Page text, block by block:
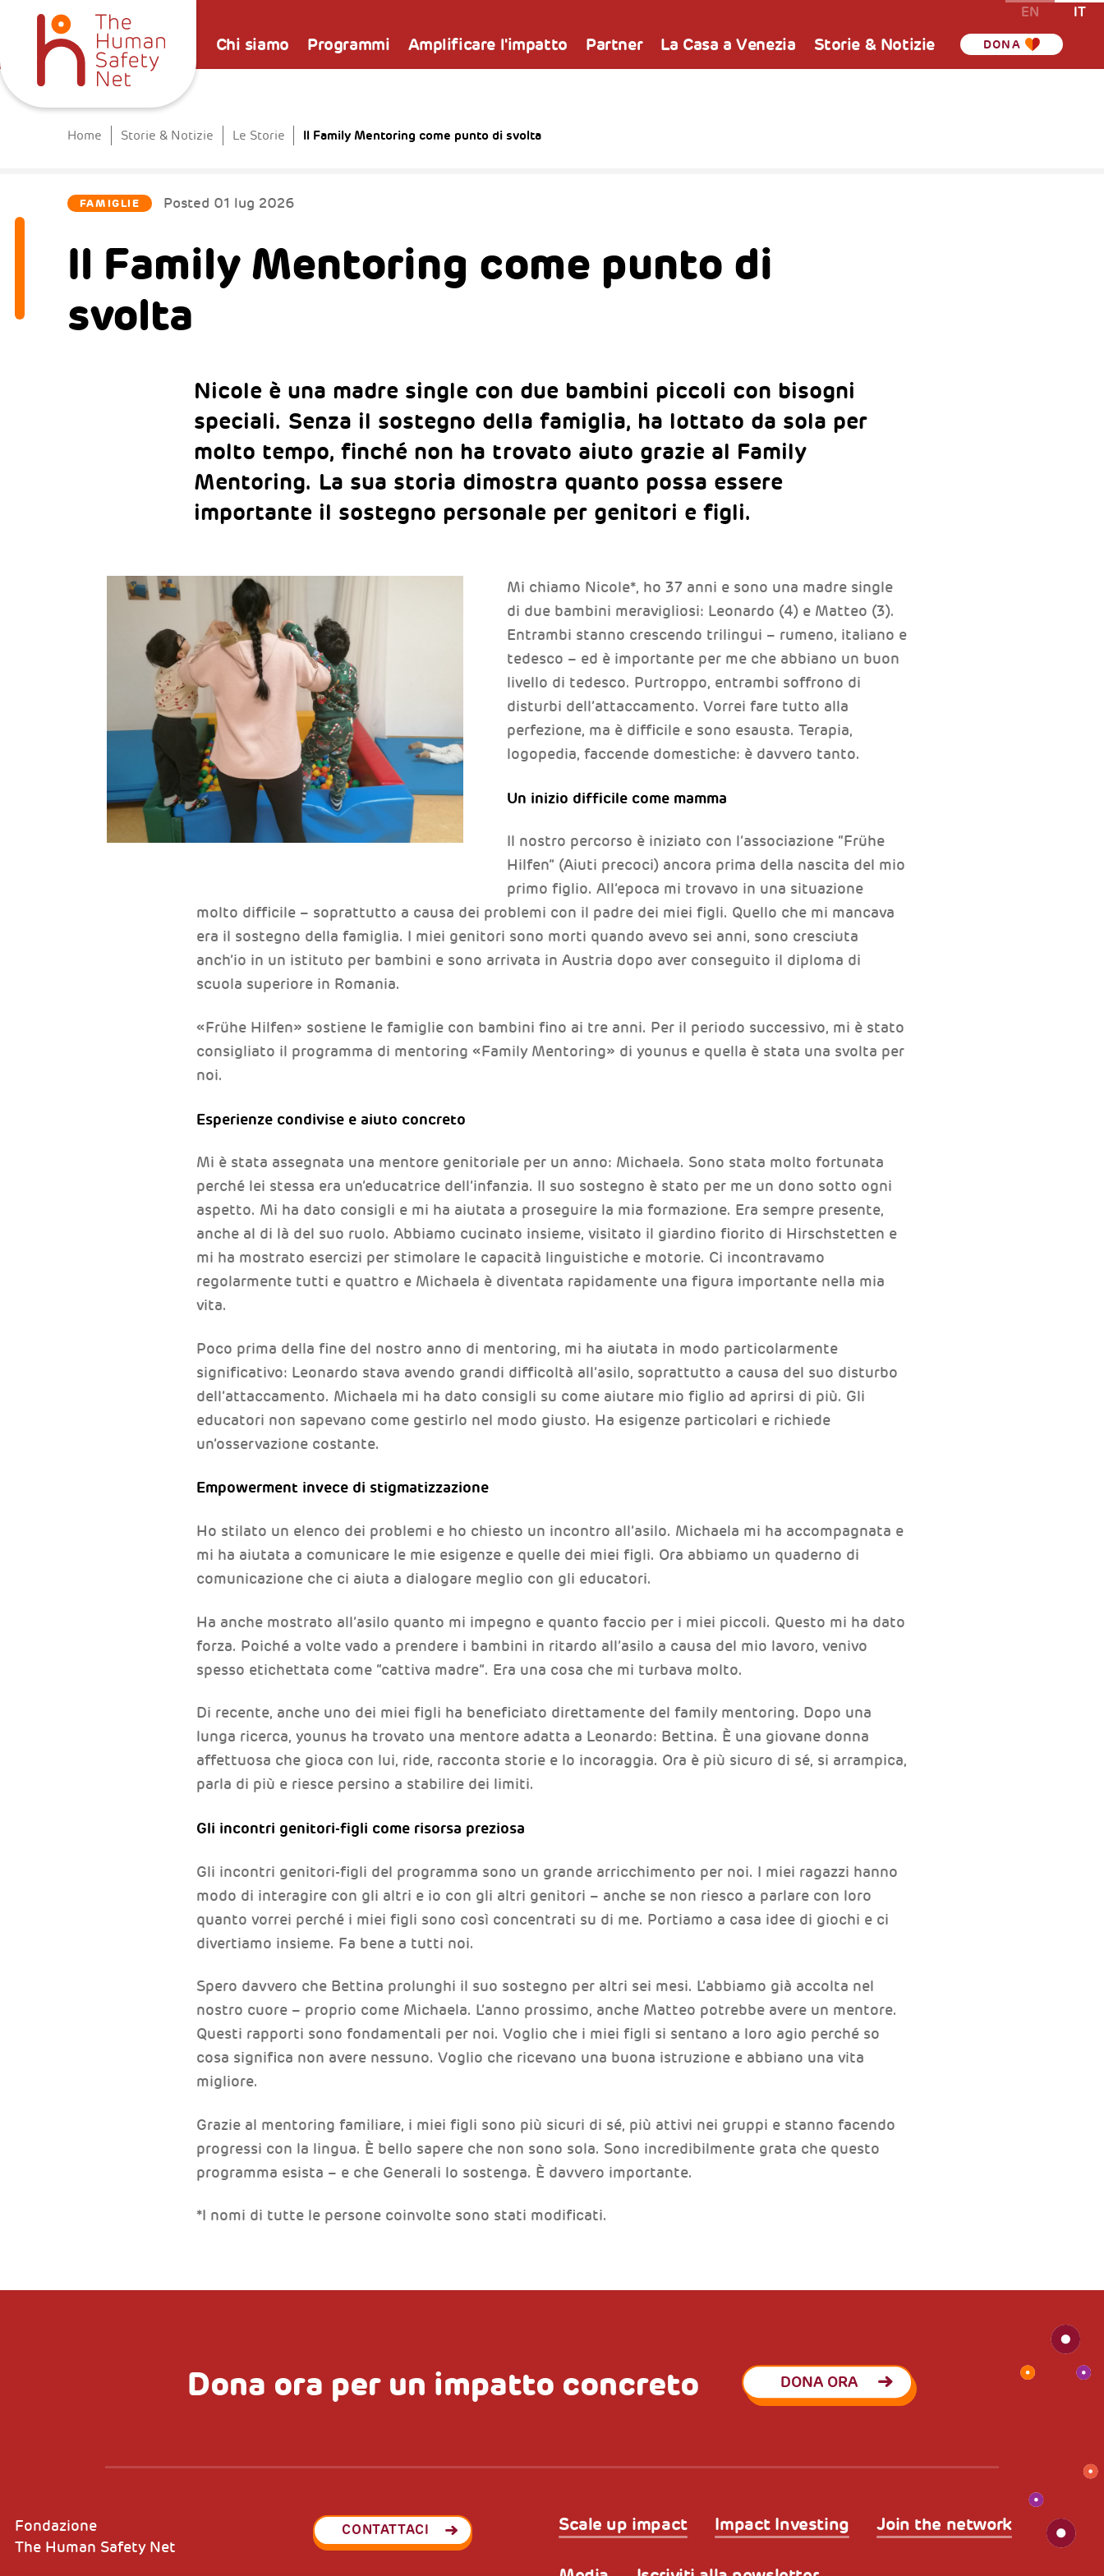
Chi siamo Programmi Amplificare l'impatto Partner La Casa a Venezia Storie & Notizie DONA
EN IT
Home Storie & Notizie Le Storie Il Family Mentoring come punto di svolta
FAMIGLIE Posted 01 lug 2026
Il Family Mentoring come punto di
svolta
Nicole è una madre single con due bambini piccoli con bisogni
speciali. Senza il sostegno della famiglia, ha lottato da sola per
molto tempo, finché non ha trovato aiuto grazie al Family
Mentoring. La sua storia dimostra quanto possa essere
importante il sostegno personale per genitori e figli.
Mi chiamo Nicole*, ho 37 anni e sono una madre single
di due bambini meravigliosi: Leonardo (4) e Matteo (3).
Entrambi stanno crescendo trilingui – rumeno, italiano e
tedesco – ed è importante per me che abbiano un buon
livello di tedesco. Purtroppo, entrambi soffrono di
disturbi dell’attaccamento. Vorrei fare tutto alla
perfezione, ma è difficile e sono esausta. Terapia,
logopedia, faccende domestiche: è davvero tanto.
Un inizio difficile come mamma
Il nostro percorso è iniziato con l’associazione “Frühe
Hilfen” (Aiuti precoci) ancora prima della nascita del mio
primo figlio. All’epoca mi trovavo in una situazione
molto difficile – soprattutto a causa dei problemi con il padre dei miei figli. Quello che mi mancava
era il sostegno della famiglia. I miei genitori sono morti quando avevo sei anni, sono cresciuta
anch’io in un istituto per bambini e sono arrivata in Austria dopo aver conseguito il diploma di
scuola superiore in Romania.
«Frühe Hilfen» sostiene le famiglie con bambini fino ai tre anni. Per il periodo successivo, mi è stato
consigliato il programma di mentoring «Family Mentoring» di younus e quella è stata una svolta per
noi.
Esperienze condivise e aiuto concreto
Mi è stata assegnata una mentore genitoriale per un anno: Michaela. Sono stata molto fortunata
perché lei stessa era un’educatrice dell’infanzia. Il suo sostegno è stato per me un dono sotto ogni
aspetto. Mi ha dato consigli e mi ha aiutata a proseguire la mia formazione. Era sempre presente,
anche al di là del suo ruolo. Abbiamo cucinato insieme, visitato il giardino fiorito di Hirschstetten e
mi ha mostrato esercizi per stimolare le capacità linguistiche e motorie. Ci incontravamo
regolarmente tutti e quattro e Michaela è diventata rapidamente una figura importante nella mia
vita.
Poco prima della fine del nostro anno di mentoring, mi ha aiutata in modo particolarmente
significativo: Leonardo stava avendo grandi difficoltà all’asilo, soprattutto a causa del suo disturbo
dell’attaccamento. Michaela mi ha dato consigli su come aiutare mio figlio ad aprirsi di più. Gli
educatori non sapevano come gestirlo nel modo giusto. Ha esigenze particolari e richiede
un’osservazione costante.
Empowerment invece di stigmatizzazione
Ho stilato un elenco dei problemi e ho chiesto un incontro all’asilo. Michaela mi ha accompagnata e
mi ha aiutata a comunicare le mie esigenze e quelle dei miei figli. Ora abbiamo un quaderno di
comunicazione che ci aiuta a dialogare meglio con gli educatori.
Ha anche mostrato all’asilo quanto mi impegno e quanto faccio per i miei piccoli. Questo mi ha dato
forza. Poiché a volte vado a prendere i bambini in ritardo all’asilo a causa del mio lavoro, venivo
spesso etichettata come “cattiva madre”. Era una cosa che mi turbava molto.
Di recente, anche uno dei miei figli ha beneficiato direttamente del family mentoring. Dopo una
lunga ricerca, younus ha trovato una mentore adatta a Leonardo: Bettina. È una giovane donna
affettuosa che gioca con lui, ride, racconta storie e lo incoraggia. Ora è più sicuro di sé, si arrampica,
parla di più e riesce persino a stabilire dei limiti.
Gli incontri genitori-figli come risorsa preziosa
Gli incontri genitori-figli del programma sono un grande arricchimento per noi. I miei ragazzi hanno
modo di interagire con gli altri e io con gli altri genitori – anche se non riesco a parlare con loro
quanto vorrei perché i miei figli sono così concentrati su di me. Portiamo a casa idee di giochi e ci
divertiamo insieme. Fa bene a tutti noi.
Spero davvero che Bettina prolunghi il suo sostegno per altri sei mesi. L’abbiamo già accolta nel
nostro cuore – proprio come Michaela. L’anno prossimo, anche Matteo potrebbe avere un mentore.
Questi rapporti sono fondamentali per noi. Voglio che i miei figli si sentano a loro agio perché so
cosa significa non avere nessuno. Voglio che ricevano una buona istruzione e abbiano una vita
migliore.
Grazie al mentoring familiare, i miei figli sono più sicuri di sé, più attivi nei gruppi e stanno facendo
progressi con la lingua. È bello sapere che non sono sola. Sono incredibilmente grata che questo
programma esista – e che Generali lo sostenga. È davvero importante.
*I nomi di tutte le persone coinvolte sono stati modificati.
Dona ora per un impatto concreto DONA ORA
Scale up impact Impact Investing Join the network
Fondazione
The Human Safety Net
CONTATTACI